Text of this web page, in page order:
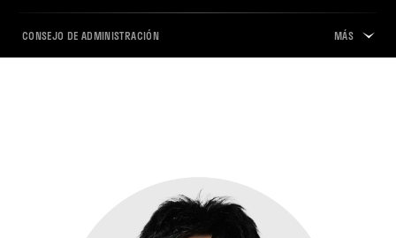
CONSEJO DE ADMINISTRACIÓN MÁS